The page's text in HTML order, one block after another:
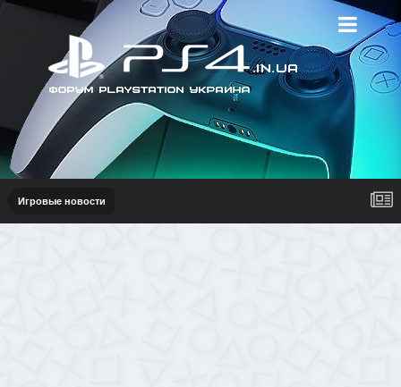
Игровые новости